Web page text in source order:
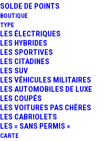
SOLDE DE POINTS
BOUTIQUE
TYPE
LES ÉLECTRIQUES
LES HYBRIDES
LES SPORTIVES
LES CITADINES
LES SUV
LES VÉHICULES MILITAIRES
LES AUTOMOBILES DE LUXE
LES COUPÉS
LES VOITURES PAS CHÈRES
LES CABRIOLETS
LES « SANS PERMIS »
CARTE